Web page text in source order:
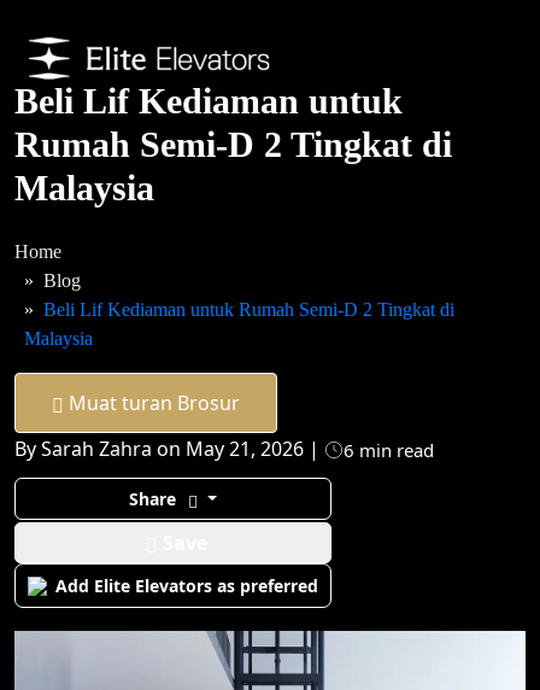
Beli Lif Kediaman untuk
Rumah Semi-D 2 Tingkat di
Malaysia
Home
Blog
Beli Lif Kediaman untuk Rumah Semi-D 2 Tingkat di
Malaysia
Muat turan Brosur
By Sarah Zahra on May 21, 2026 |
6 min read
Share
Add Elite Elevators as preferred